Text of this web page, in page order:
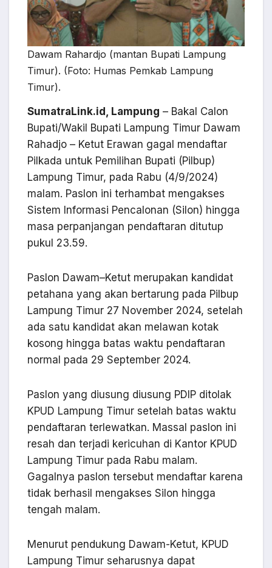
Dawam Rahardjo (mantan Bupati Lampung
Timur). (Foto: Humas Pemkab Lampung
Timur).
SumatraLink.id, Lampung – Bakal Calon
Bupati/Wakil Bupati Lampung Timur Dawam
Rahadjo – Ketut Erawan gagal mendaftar
Pilkada untuk Pemilihan Bupati (Pilbup)
Lampung Timur, pada Rabu (4/9/2024)
malam. Paslon ini terhambat mengakses
Sistem Informasi Pencalonan (Silon) hingga
masa perpanjangan pendaftaran ditutup
pukul 23.59.
Paslon Dawam–Ketut merupakan kandidat
petahana yang akan bertarung pada Pilbup
Lampung Timur 27 November 2024, setelah
ada satu kandidat akan melawan kotak
kosong hingga batas waktu pendaftaran
normal pada 29 September 2024.
Paslon yang diusung diusung PDIP ditolak
KPUD Lampung Timur setelah batas waktu
pendaftaran terlewatkan. Massal paslon ini
resah dan terjadi kericuhan di Kantor KPUD
Lampung Timur pada Rabu malam.
Gagalnya paslon tersebut mendaftar karena
tidak berhasil mengakses Silon hingga
tengah malam.
Menurut pendukung Dawam-Ketut, KPUD
Lampung Timur seharusnya dapat